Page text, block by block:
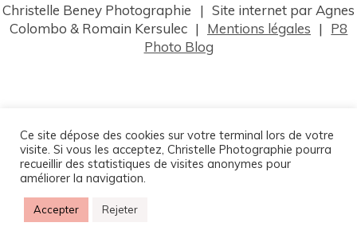
Christelle Beney Photographie | Site internet par Agnes
Colombo & Romain Kersulec | Mentions légales |
P8
Photo Blog
Ce site dépose des cookies sur votre terminal lors de votre
visite. Si vous les acceptez, Christelle Photographie pourra
recueillir des statistiques de visites anonymes pour
améliorer la navigation.
Accepter Rejeter